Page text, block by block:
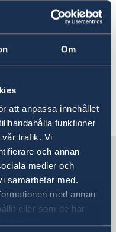
Om
att anpassa innehållet
funktioner
trafik. Vi
och annan
medier och
samarbetar med.
med annan
eller som de har
Monday 1
again on
Aviv